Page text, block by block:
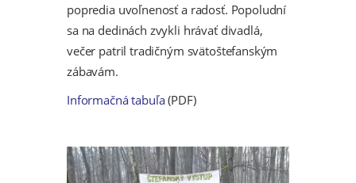
popredia uvoľnenosť a radosť. Popoludní
sa na dedinách zvykli hrávať divadlá,
večer patril tradičným svätoštefanským
zábavám.
Informačná tabuľa(PDF)